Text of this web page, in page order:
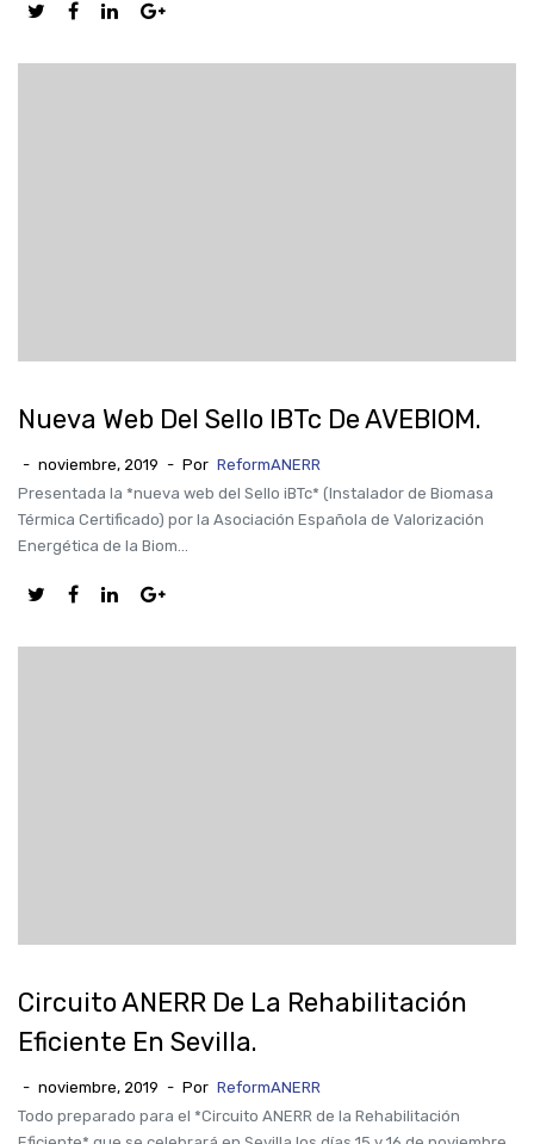
Nueva Web Del Sello IBTc De AVEBIOM.
- noviembre, 2019 - Por ReformANERR
Presentada la *nueva web del Sello iBTc* (Instalador de Biomasa
Térmica Certificado) por la Asociación Española de Valorización
Energética de la Biom...
Circuito ANERR De La Rehabilitación
Eficiente En Sevilla.
- noviembre, 2019 - Por ReformANERR
Todo preparado para el *Circuito ANERR de la Rehabilitación